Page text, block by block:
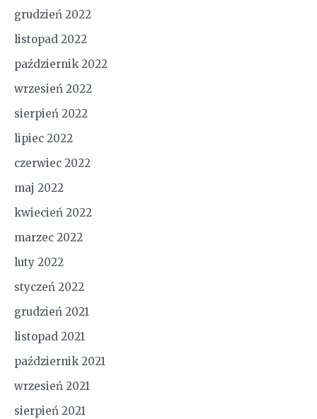
grudzień 2022
listopad 2022
październik 2022
wrzesień 2022
sierpień 2022
lipiec 2022
czerwiec 2022
maj 2022
kwiecień 2022
marzec 2022
luty 2022
styczeń 2022
grudzień 2021
listopad 2021
październik 2021
wrzesień 2021
sierpień 2021